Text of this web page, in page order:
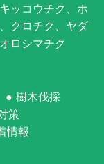
ッコウチク、ホ
クロチク、ヤダ
ロシマチク
樹木伐採
策
情報